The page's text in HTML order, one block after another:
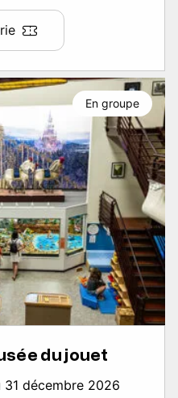
du jouet
décembre 2026
En groupe